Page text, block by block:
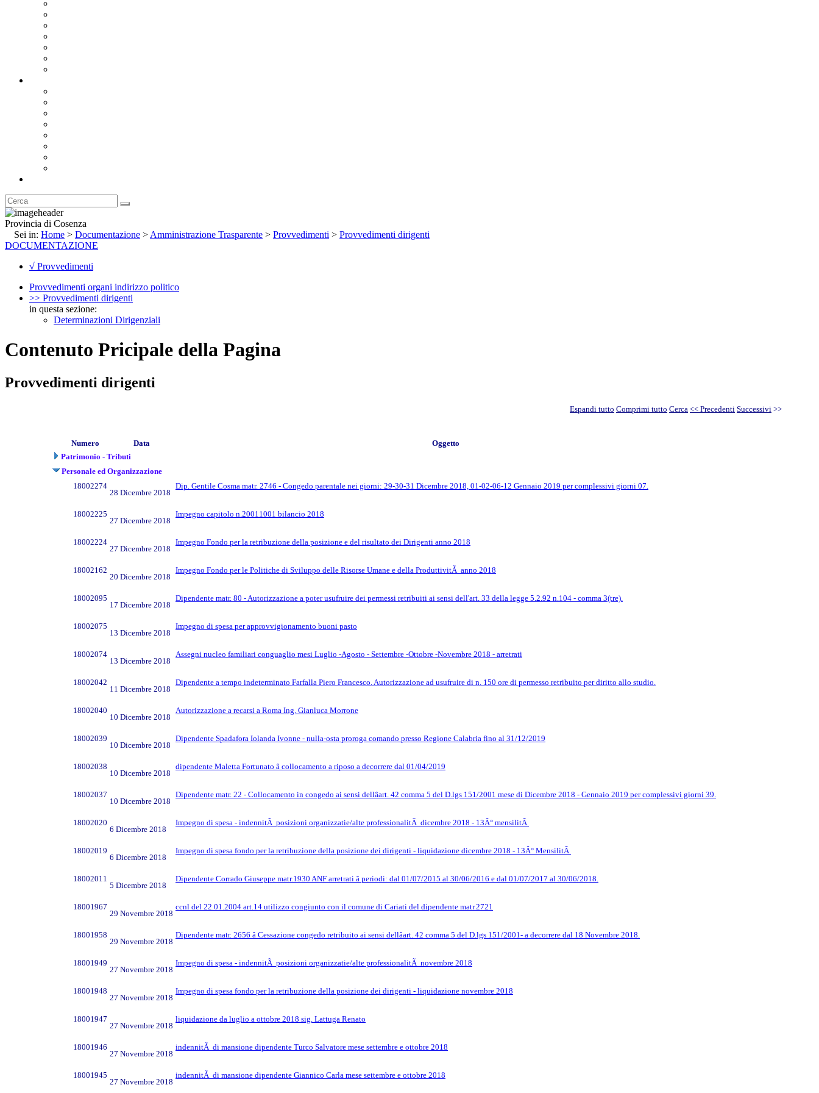
Provincia di Cosenza
Sei in: Home > Documentazione > Amministrazione Trasparente > Provvedimenti > Provvedimenti dirigenti
DOCUMENTAZIONE
√ Provvedimenti
Provvedimenti organi indirizzo politico
>> Provvedimenti dirigenti
in questa sezione:
Determinazioni Dirigenziali
Contenuto Pricipale della Pagina
Provvedimenti dirigenti
Espandi tutto Comprimi tutto Cerca << Precedenti Successivi >>
Numero Data
Oggetto
Patrimonio - Tributi
Personale ed Organizzazione
18002274
28 Dicembre 2018
Dip. Gentile Cosma matr. 2746 - Congedo parentale nei giorni: 29-30-31 Dicembre 2018, 01-02-06-12 Gennaio 2019 per complessivi giorni 07.
18002225
27 Dicembre 2018
Impegno capitolo n.20011001 bilancio 2018
18002224
27 Dicembre 2018
Impegno Fondo per la retribuzione della posizione e del risultato dei Dirigenti anno 2018
18002162
20 Dicembre 2018
Impegno Fondo per le Politiche di Sviluppo delle Risorse Umane e della ProduttivitÃ anno 2018
18002095
17 Dicembre 2018
Dipendente matr. 80 - Autorizzazione a poter usufruire dei permessi retribuiti ai sensi dell'art. 33 della legge 5.2.92 n.104 - comma 3(tre).
18002075
13 Dicembre 2018
Impegno di spesa per approvvigionamento buoni pasto
18002074
13 Dicembre 2018
Assegni nucleo familiari conguaglio mesi Luglio -Agosto - Settembre -Ottobre -Novembre 2018 - arretrati
18002042
11 Dicembre 2018
Dipendente a tempo indeterminato Farfalla Piero Francesco. Autorizzazione ad usufruire di n. 150 ore di permesso retribuito per diritto allo studio.
18002040
10 Dicembre 2018
Autorizzazione a recarsi a Roma Ing. Gianluca Morrone
18002039
10 Dicembre 2018
Dipendente Spadafora Iolanda Ivonne - nulla-osta proroga comando presso Regione Calabria fino al 31/12/2019
18002038
10 Dicembre 2018
dipendente Maletta Fortunato â collocamento a riposo a decorrere dal 01/04/2019
18002037
10 Dicembre 2018
Dipendente matr. 22 - Collocamento in congedo ai sensi dellâart. 42 comma 5 del D.lgs 151/2001 mese di Dicembre 2018 - Gennaio 2019 per complessivi giorni 39.
18002020
6 Dicembre 2018
Impegno di spesa - indennitÃ posizioni organizzatie/alte professionalitÃ dicembre 2018 - 13Â° mensilitÃ
18002019
6 Dicembre 2018
Impegno di spesa fondo per la retribuzione della posizione dei dirigenti - liquidazione dicembre 2018 - 13Â° MensilitÃ
18002011
5 Dicembre 2018
Dipendente Corrado Giuseppe matr.1930 ANF arretrati â periodi: dal 01/07/2015 al 30/06/2016 e dal 01/07/2017 al 30/06/2018.
18001967
29 Novembre 2018
ccnl del 22.01.2004 art.14 utilizzo congiunto con il comune di Cariati del dipendente matr.2721
18001958
29 Novembre 2018
Dipendente matr. 2656 â Cessazione congedo retribuito ai sensi dellâart. 42 comma 5 del D.lgs 151/2001- a decorrere dal 18 Novembre 2018.
18001949
27 Novembre 2018
Impegno di spesa - indennitÃ posizioni organizzatie/alte professionalitÃ novembre 2018
18001948
27 Novembre 2018
Impegno di spesa fondo per la retribuzione della posizione dei dirigenti - liquidazione novembre 2018
18001947
27 Novembre 2018
liquidazione da luglio a ottobre 2018 sig. Lattuga Renato
18001946
27 Novembre 2018
indennitÃ di mansione dipendente Turco Salvatore mese settembre e ottobre 2018
18001945
27 Novembre 2018
indennitÃ di mansione dipendente Giannico Carla mese settembre e ottobre 2018